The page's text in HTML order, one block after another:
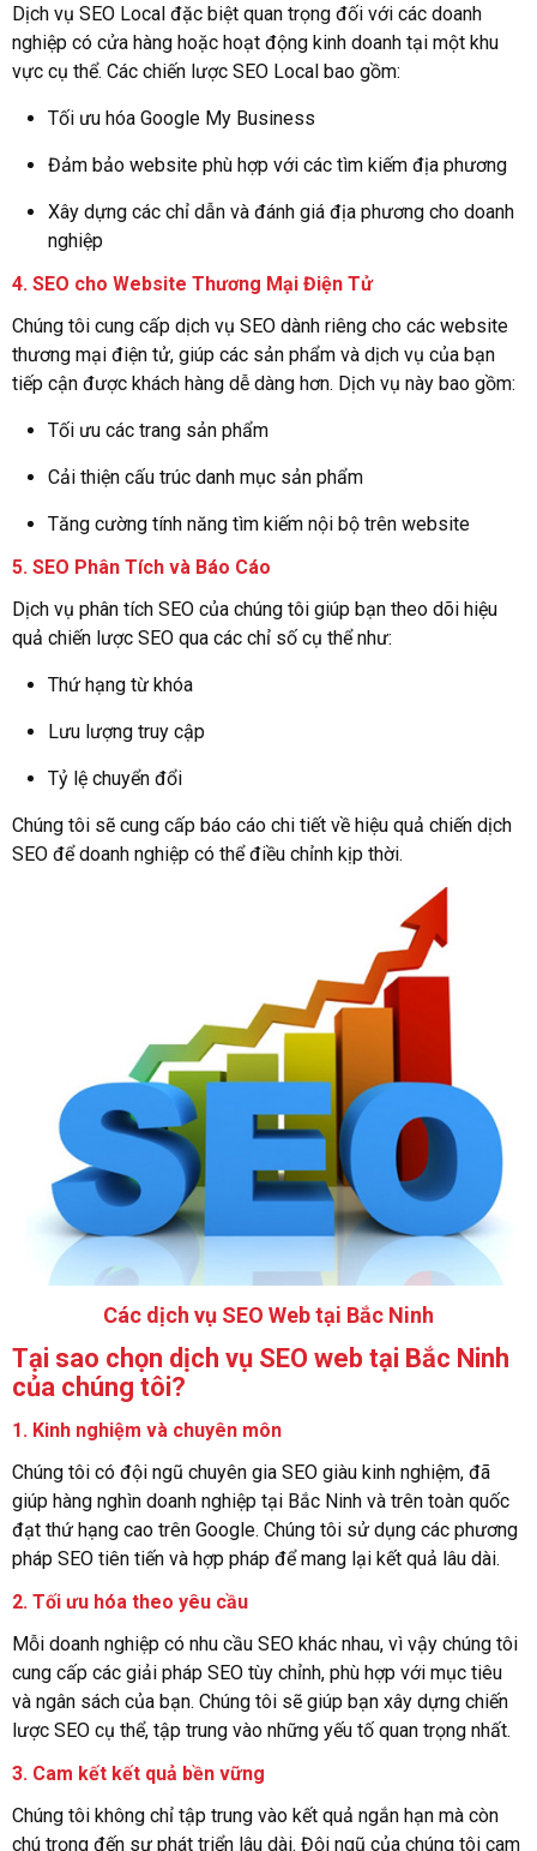
Dịch vụ SEO Local đặc biệt quan trọng đối với các doanh
nghiệp có cửa hàng hoặc hoạt động kinh doanh tại một khu
vực cụ thể. Các chiến lược SEO Local bao gồm:
Tối ưu hóa Google My Business
Đảm bảo website phù hợp với các tìm kiếm địa phương
Xây dựng các chỉ dẫn và đánh giá địa phương cho doanh
nghiệp
4. SEO cho Website Thương Mại Điện Tử
Chúng tôi cung cấp dịch vụ SEO dành riêng cho các website
thương mại điện tử, giúp các sản phẩm và dịch vụ của bạn
tiếp cận được khách hàng dễ dàng hơn. Dịch vụ này bao gồm:
Tối ưu các trang sản phẩm
Cải thiện cấu trúc danh mục sản phẩm
Tăng cường tính năng tìm kiếm nội bộ trên website
5. SEO Phân Tích và Báo Cáo
Dịch vụ phân tích SEO của chúng tôi giúp bạn theo dõi hiệu
quả chiến lược SEO qua các chỉ số cụ thể như:
Thứ hạng từ khóa
Lưu lượng truy cập
Tỷ lệ chuyển đổi
Chúng tôi sẽ cung cấp báo cáo chi tiết về hiệu quả chiến dịch
SEO để doanh nghiệp có thể điều chỉnh kịp thời.
Các dịch vụ SEO Web tại Bắc Ninh
Tại sao chọn dịch vụ SEO web tại Bắc Ninh
của chúng tôi?
1. Kinh nghiệm và chuyên môn
Chúng tôi có đội ngũ chuyên gia SEO giàu kinh nghiệm, đã
giúp hàng nghìn doanh nghiệp tại Bắc Ninh và trên toàn quốc
đạt thứ hạng cao trên Google. Chúng tôi sử dụng các phương
pháp SEO tiên tiến và hợp pháp để mang lại kết quả lâu dài.
2. Tối ưu hóa theo yêu cầu
Mỗi doanh nghiệp có nhu cầu SEO khác nhau, vì vậy chúng tôi
cung cấp các giải pháp SEO tùy chỉnh, phù hợp với mục tiêu
và ngân sách của bạn. Chúng tôi sẽ giúp bạn xây dựng chiến
lược SEO cụ thể, tập trung vào những yếu tố quan trọng nhất.
3. Cam kết kết quả bền vững
Chúng tôi không chỉ tập trung vào kết quả ngắn hạn mà còn
chú trọng đến sự phát triển lâu dài. Đội ngũ của chúng tôi cam